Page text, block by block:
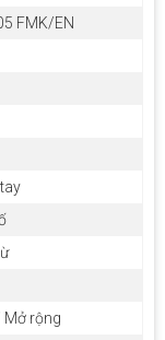
FMK/EN
Mở rộng